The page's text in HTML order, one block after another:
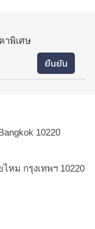
าพิเศษ
10220
หม กรุงเทพฯ 10220